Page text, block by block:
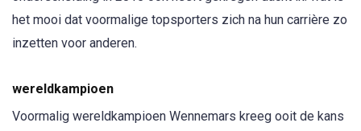
het mooi dat voormalige topsporters zich na hun carrière zo
inzetten voor anderen.
wereldkampioen
Voormalig wereldkampioen Wennemars kreeg ooit de kans